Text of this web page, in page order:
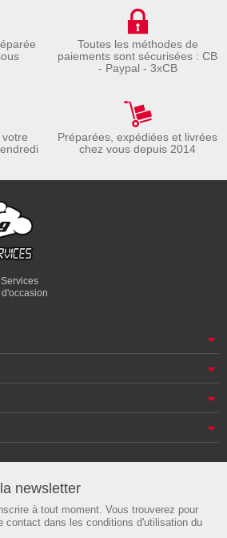
Toutes les méthodes de
paiements sont sécurisées : CB
- Paypal - 3xCB
Préparées, expédiées et livrées
chez vous depuis 2014
newsletter
à tout moment. Vous trouverez pour
contact dans les conditions d'utilisation du